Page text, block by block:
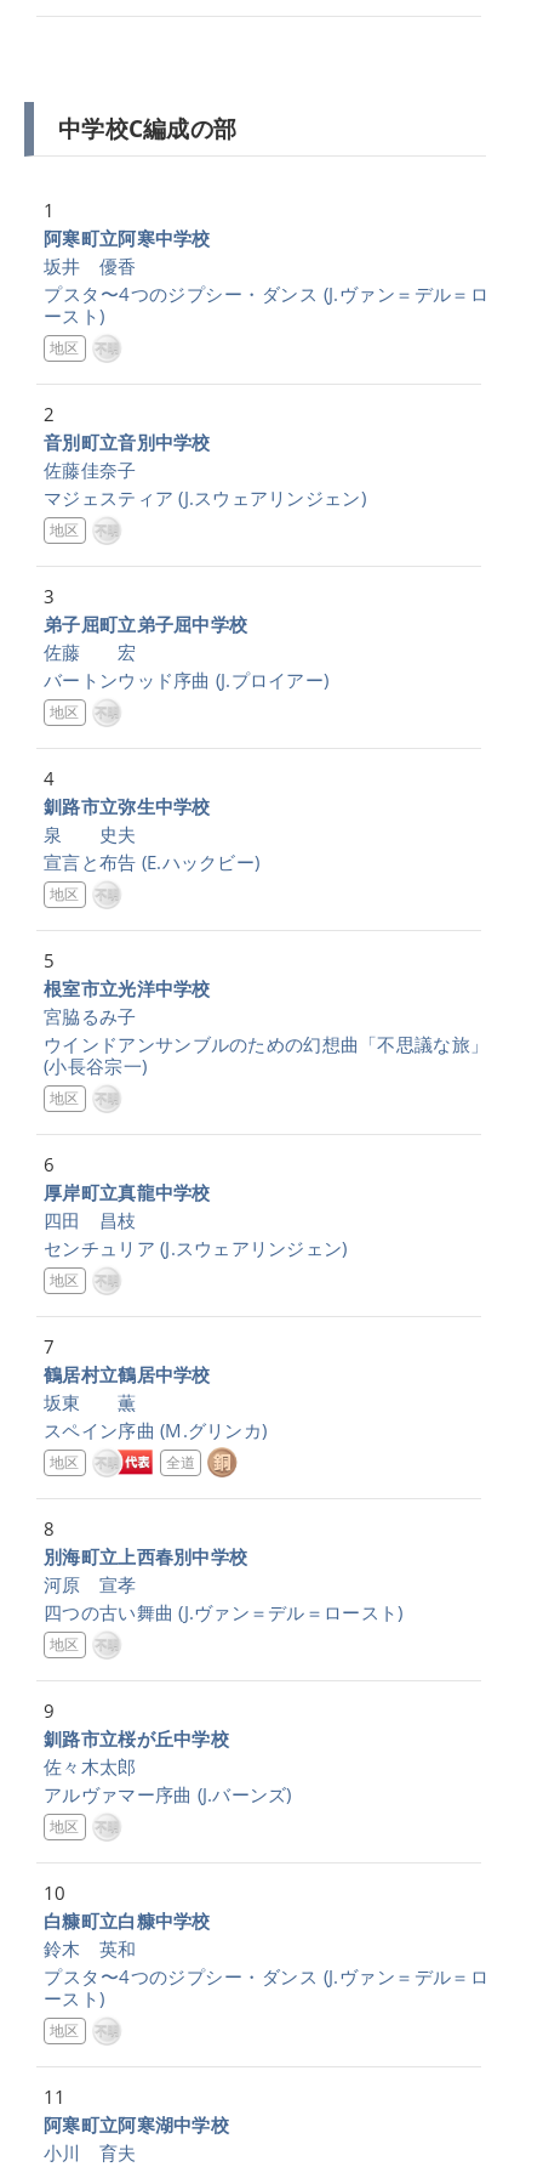
中学校C編成の部
1
阿寒町立阿寒中学校
坂井 優香
プスタ〜4つのジプシー・ダンス (J.ヴァン＝デル＝ロ
ースト)
地区
2
音別町立音別中学校
佐藤佳奈子
マジェスティア (J.スウェアリンジェン)
地区
3
弟子屈町立弟子屈中学校
佐藤 宏
バートンウッド序曲 (J.プロイアー)
地区
4
釧路市立弥生中学校
泉 史夫
宣言と布告 (E.ハックビー)
地区
5
根室市立光洋中学校
宮脇るみ子
ウインドアンサンブルのための幻想曲「不思議な旅」
(小長谷宗一)
地区
6
厚岸町立真龍中学校
四田 昌枝
センチュリア (J.スウェアリンジェン)
地区
7
鶴居村立鶴居中学校
坂東 薫
スペイン序曲 (M.グリンカ)
地区 全道
8
別海町立上西春別中学校
河原 宣孝
四つの古い舞曲 (J.ヴァン＝デル＝ロースト)
地区
9
釧路市立桜が丘中学校
佐々木太郎
アルヴァマー序曲 (J.バーンズ)
地区
10
白糠町立白糠中学校
鈴木 英和
プスタ〜4つのジプシー・ダンス (J.ヴァン＝デル＝ロ
ースト)
地区
11
阿寒町立阿寒湖中学校
小川 育夫